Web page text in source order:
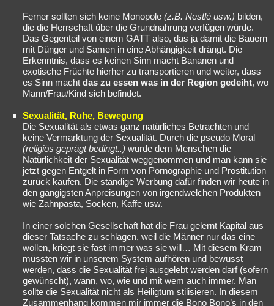
Ferner sollten sich keine Monopole (z.B. Nestlé usw.) bilden,
die die Herrschaft über die Grundnahrung verfügen würde.
Das Gegenteil von einem GATT also, das ja damit die Bauern
mit Dünger und Samen in eine Abhängigkeit drängt. Die
Erkenntnis, dass es keinen Sinn macht Bananen und
exotische Früchte hierher zu transportieren und weiter, dass
es Sinn macht das zu essen was in der Region gedeiht, wo
Mann/Frau/Kind sich befindet.
Sexualität, Ruhe, Bewegung
Die Sexualität als etwas ganz natürliches Betrachten und
keine Vermarktung der Sexualität. Durch die pseudo Moral
(religiös geprägt bedingt..) wurde dem Menschen die
Natürlichkeit der Sexualität weggenommen und man kann sie
jetzt gegen Entgelt in Form von Pornographie und Prostitution
zurück kaufen. Die ständige Werbung dafür finden wir heute in
den gängigsten Anpreisungen von irgendwelchen Produkten
wie Zahnpasta, Socken, Kaffe usw.
In einer solchen Gesellschaft hat die Frau gelernt Kapital aus
dieser Tatsache zu schlagen, weil die Männer nur das eine
wollen, kriegt sie fast immer was sie will… Mit diesem Kram
müssten wir in unserem System aufhören und bewusst
werden, dass die Sexualität frei ausgelebt werden darf (sofern
gewünscht), wann, wo, wie und mit wem auch immer. Man
sollte die Sexualität nicht als Heiligtum stilisieren. In diesem
Zusammenhang kommen mir immer die Bono Bono’s in den